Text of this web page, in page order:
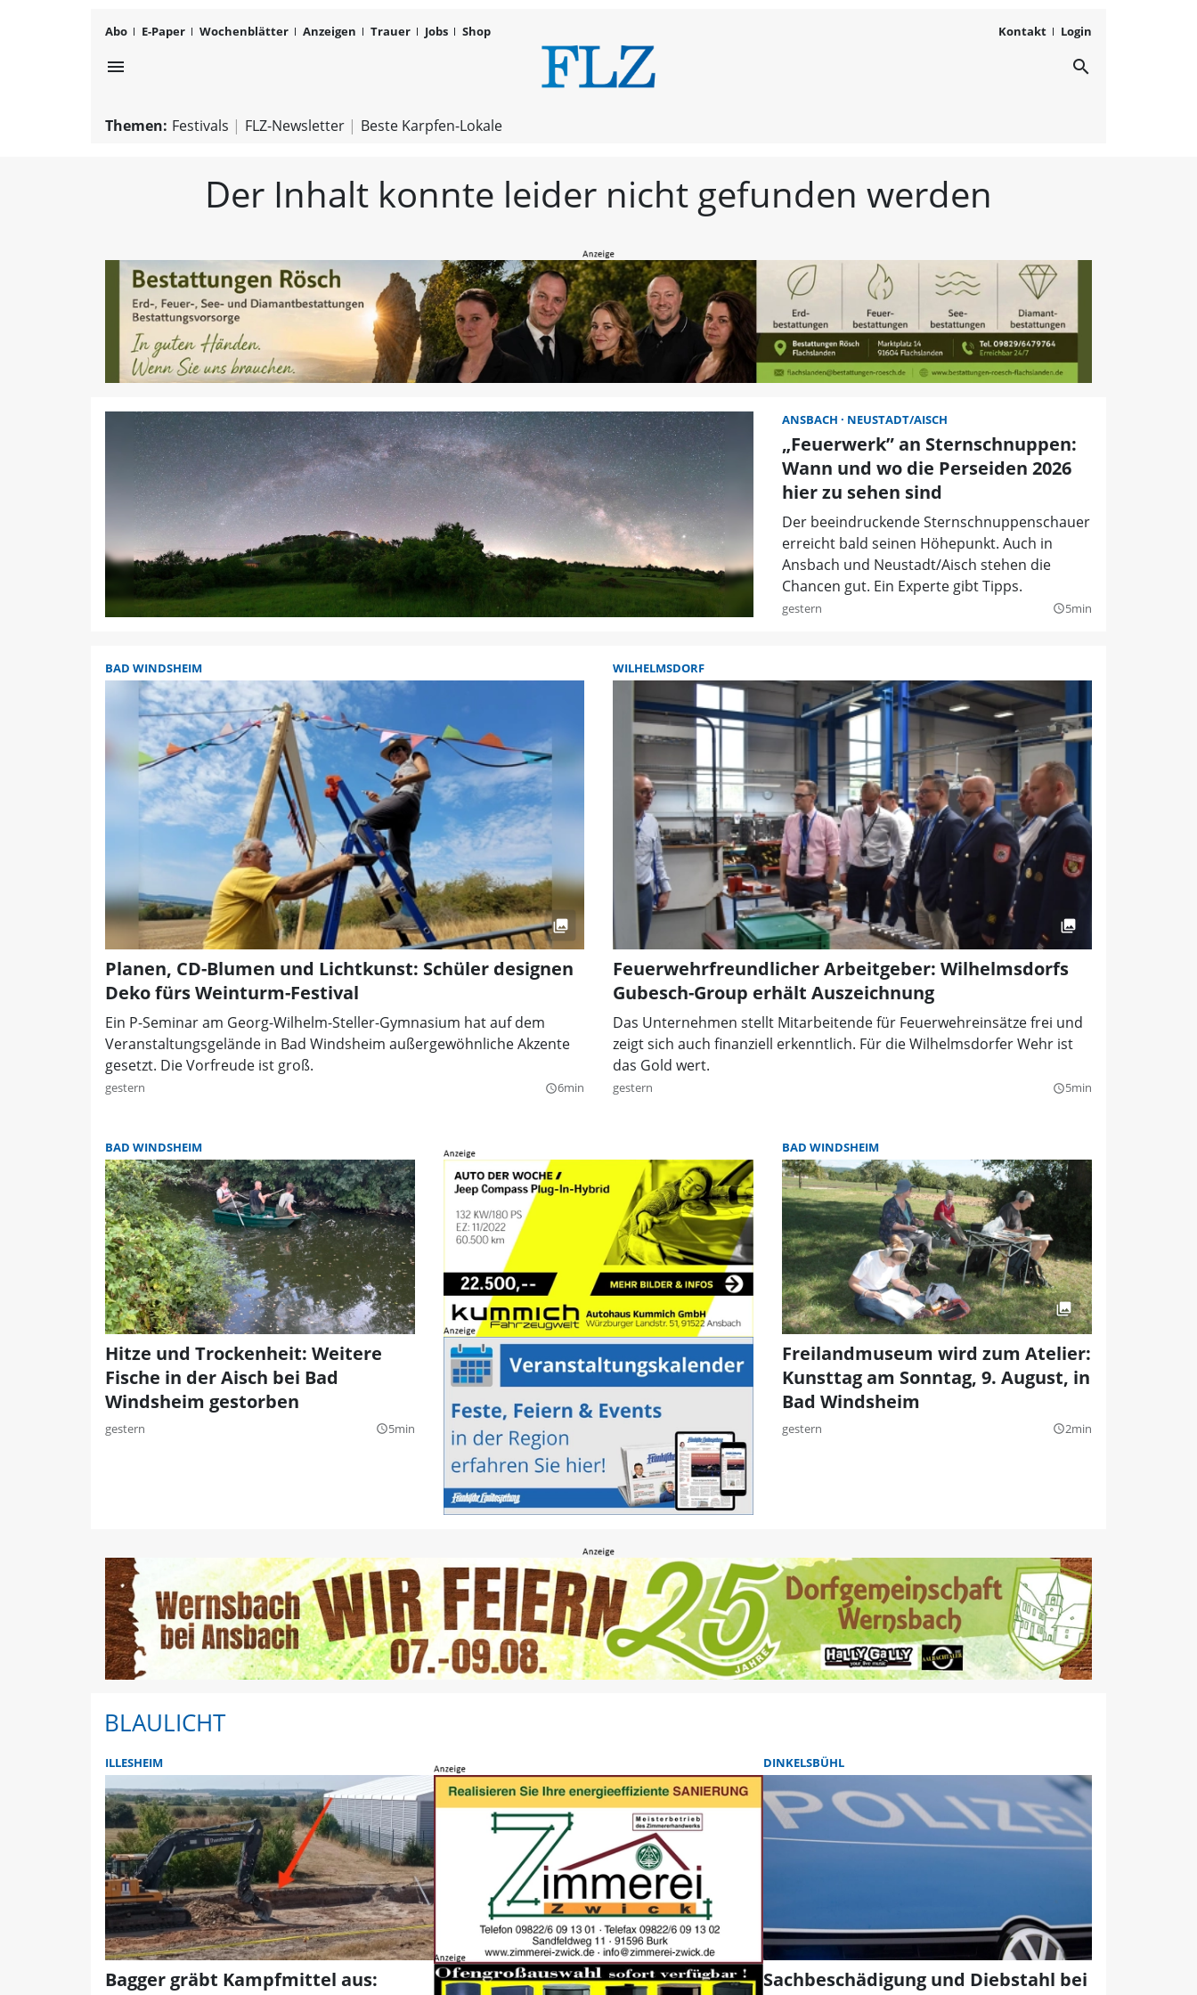
Abo E-Paper Wochenblätter Anzeigen Trauer Jobs Shop Kontakt Login
menu FLZ – Nachrichten aus search
Themen: Festivals FLZ-Newsletter Beste Karpfen-Lokale
Der Inhalt konnte leider nicht gefunden werden
ANSBACH NEUSTADT/AISCH
„Feuerwerk” an Sternschnuppen:
Wann und wo die Perseiden 2026
hier zu sehen sind
Der beeindruckende Sternschnuppenschauer
erreicht bald seinen Höhepunkt. Auch in
Ansbach und Neustadt/Aisch stehen die
Chancen gut. Ein Experte gibt Tipps.
gestern query_builder5min
BAD WINDSHEIM
Planen, CD-Blumen und Lichtkunst: Schüler designen
Deko fürs Weinturm-Festival
Ein P-Seminar am Georg-Wilhelm-Steller-Gymnasium hat auf dem
Veranstaltungsgelände in Bad Windsheim außergewöhnliche Akzente
gesetzt. Die Vorfreude ist groß.
gestern query_builder6min
WILHELMSDORF
Feuerwehrfreundlicher Arbeitgeber: Wilhelmsdorfs
Gubesch-Group erhält Auszeichnung
Das Unternehmen stellt Mitarbeitende für Feuerwehreinsätze frei und
zeigt sich auch finanziell erkenntlich. Für die Wilhelmsdorfer Wehr ist
das Gold wert.
gestern query_builder5min
BAD WINDSHEIM
Hitze und Trockenheit: Weitere
Fische in der Aisch bei Bad
Windsheim gestorben
gestern query_builder5min
BAD WINDSHEIM
Freilandmuseum wird zum Atelier:
Kunsttag am Sonntag, 9. August, in
Bad Windsheim
gestern query_builder2min
BLAULICHT
ILLESHEIM
Bagger gräbt Kampfmittel aus:
DINKELSBÜHL
Sachbeschädigung und Diebstahl bei